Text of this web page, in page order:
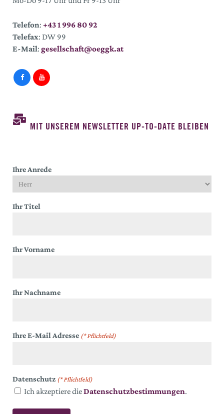
Telefon: +43 1 996 80 92
Telefax: DW 99
E-Mail: gesellschaft@oeggk.at
MIT UNSEREM NEWSLETTER UP-TO-DATE BLEIBEN
Ihre Anrede
Ihr Titel
Ihr Vorname
Ihr Nachname
Ihre E-Mail Adresse (* Pflichtfeld)
Datenschutz (* Pflichtfeld)
Ich akzeptiere dieDatenschutzbestimmungen.